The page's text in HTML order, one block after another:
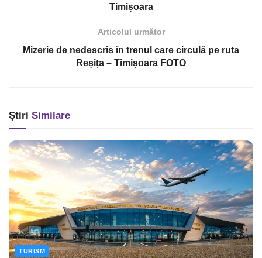
Timișoara
Articolul următor
Mizerie de nedescris în trenul care circulă pe ruta
Reșița – Timișoara FOTO
Știri Similare
TURISM